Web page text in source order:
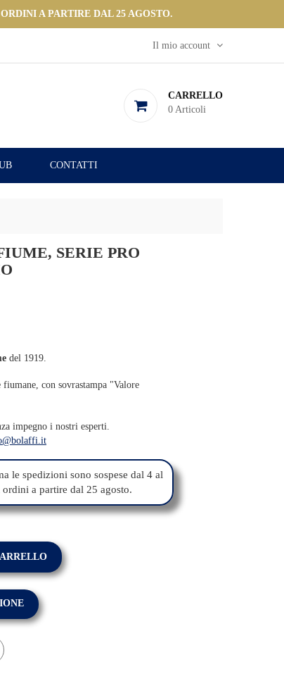
A PARTIRE DAL 25 AGOSTO.
Il mio account
CARRELLO
0 Articoli
CONTATTI
SERIE PRO
del 1919.
fiumane, con sovrastampa "Valore
impegno i nostri esperti.
le spedizioni sono sospese dal 4 al
a partire dal 25 agosto.